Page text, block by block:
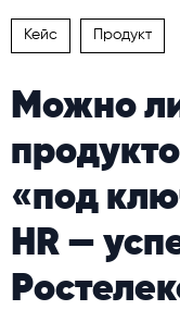
Кейс Продукт
Можно
«под
HR —